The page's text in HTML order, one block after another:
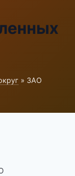
» ЗАО